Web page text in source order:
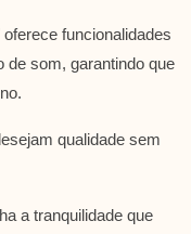
funcionalidades
de som, garantindo que
qualidade sem
a tranquilidade que